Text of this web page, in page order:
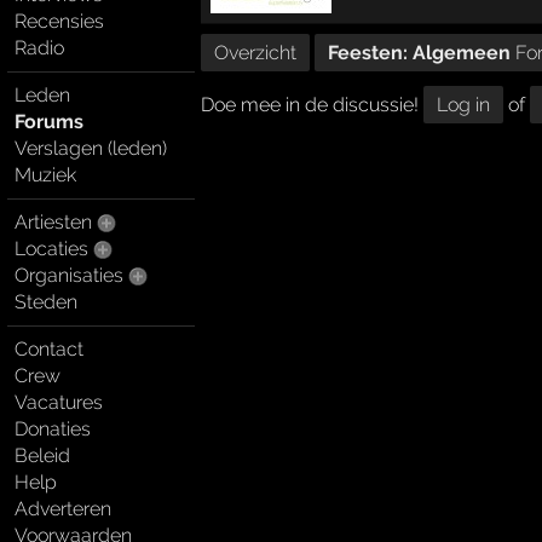
Recensies
Radio
Leden
Forums
Verslagen (leden)
Muziek
Artiesten
Locaties
Organisaties
Steden
Contact
Crew
Vacatures
Donaties
Beleid
Help
Adverteren
Voorwaarden
Overzicht Feesten: Algemeen
Doe mee in de discussie! Log in of